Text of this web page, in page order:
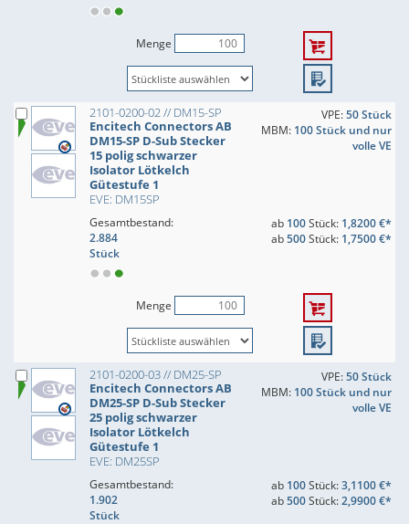
Menge
2101-0200-02 // DM15-SP
Encitech Connectors AB
DM15-SP D-Sub Stecker
15 polig schwarzer
Isolator Lötkelch
Gütestufe 1
EVE: DM15SP
VPE:50 Stück
MBM: 100 Stück und nur
volle VE
Gesamtbestand:
2.884
Stück
ab 100Stück: 1,8200 €*
ab500Stück: 1,7500 €*
Menge
2101-0200-03 // DM25-SP
Encitech Connectors AB
DM25-SP D-Sub Stecker
25 polig schwarzer
Isolator Lötkelch
Gütestufe 1
EVE: DM25SP
VPE:50 Stück
MBM: 100 Stück und nur
volle VE
Gesamtbestand:
1.902
Stück
ab 100Stück:3,1100 €*
ab500Stück:2,9900 €*